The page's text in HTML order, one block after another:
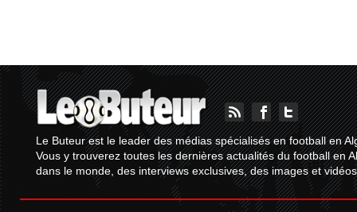
Le Buteur est le leader des médias spécialisés en football en
Vous y trouverez toutes les dernières actualités du football en
dans le monde, des interviews exclusives, des images et